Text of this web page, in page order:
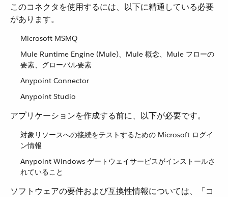
このコネクタを使用するには、以下に精通している必要
があります。
Microsoft MSMQ
Mule Runtime Engine (Mule)、Mule 概念、Mule フローの
要素、グローバル要素
Anypoint Connector
Anypoint Studio
アプリケーションを作成する前に、以下が必要です。
対象リソースへの接続をテストするための Microsoft ログイ
ン情報
Anypoint Windows ゲートウェイサービスがインストールさ
れていること
ソフトウェアの要件および互換性情報については、「コ